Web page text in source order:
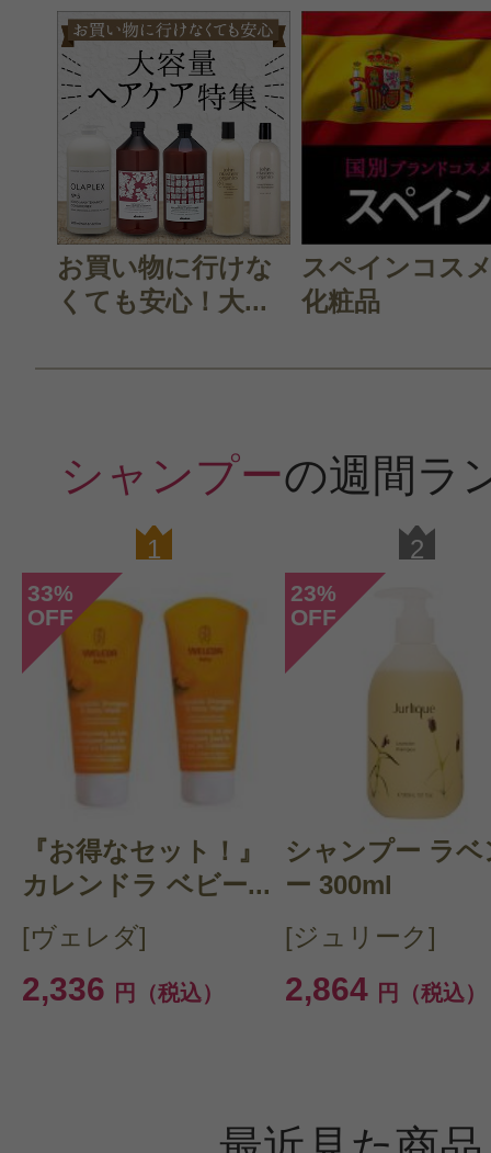
お買い物に行けな
くても安心！大...
スペインコス
化粧品
シャンプーの週間ラ
1
33%
OFF
『お得なセット！』
カレンドラ ベビー...
[ヴェレダ]
2,336 円（税込）
2
23%
OFF
シャンプー ラベ
ー 300ml
[ジュリーク]
2,864 円（税込）